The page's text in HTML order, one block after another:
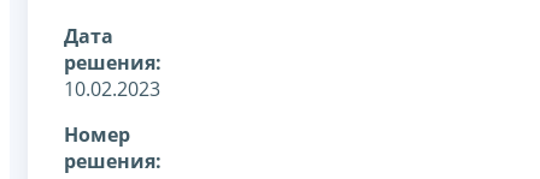
Дата
решения:
10.02.2023
Номер
решения: